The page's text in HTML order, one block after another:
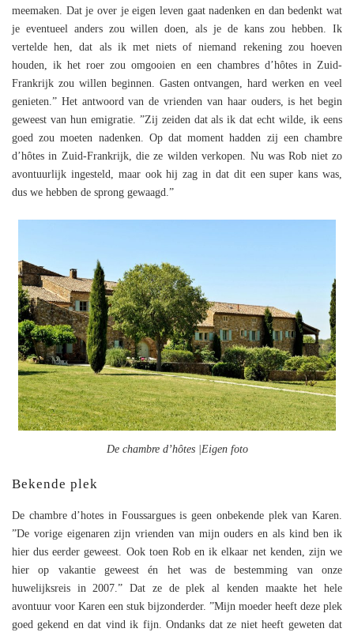
meemaken. Dat je over je eigen leven gaat nadenken en dan bedenkt wat
je eventueel anders zou willen doen, als je de kans zou hebben. Ik
vertelde hen, dat als ik met niets of niemand rekening zou hoeven
houden, ik het roer zou omgooien en een chambres d’hôtes in Zuid-
Frankrijk zou willen beginnen. Gasten ontvangen, hard werken en veel
genieten.” Het antwoord van de vrienden van haar ouders, is het begin
geweest van hun emigratie. ”Zij zeiden dat als ik dat echt wilde, ik eens
goed zou moeten nadenken. Op dat moment hadden zij een chambre
d’hôtes in Zuid-Frankrijk, die ze wilden verkopen. Nu was Rob niet zo
avontuurlijk ingesteld, maar ook hij zag in dat dit een super kans was,
dus we hebben de sprong gewaagd.”
De chambre d’hôtes |Eigen foto
Bekende plek
De chambre d’hotes in Foussargues is geen onbekende plek van Karen.
”De vorige eigenaren zijn vrienden van mijn ouders en als kind ben ik
hier dus eerder geweest. Ook toen Rob en ik elkaar net kenden, zijn we
hier op vakantie geweest én het was de bestemming van onze
huwelijksreis in 2007.” Dat ze de plek al kenden maakte het hele
avontuur voor Karen een stuk bijzonderder. ”Mijn moeder heeft deze plek
goed gekend en dat vind ik fijn. Ondanks dat ze niet heeft geweten dat